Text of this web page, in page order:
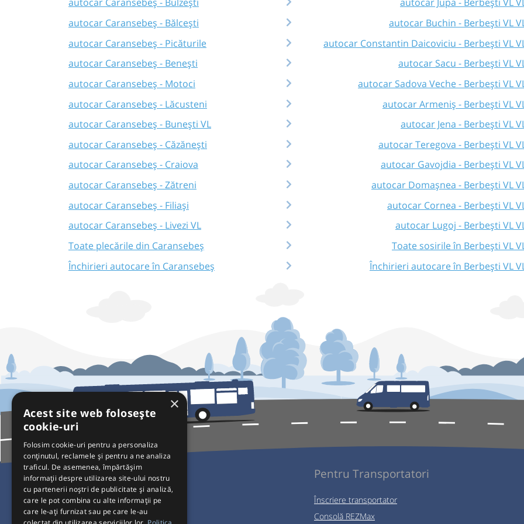
autocar Caransebeș - Bălcești
autocar Caransebeș - Picăturile
autocar Caransebeș - Benești
autocar Caransebeș - Motoci
autocar Caransebeș - Lăcusteni
autocar Caransebeș - Bunești VL
autocar Caransebeș - Căzănești
autocar Caransebeș - Craiova
autocar Caransebeș - Zătreni
autocar Caransebeș - Filiași
autocar Caransebeș - Livezi VL
Toate plecările din Caransebeș
Închirieri autocare în Caransebeș
autocar Buchin - Berbești VL
autocar Constantin Daicoviciu - Berbești VL
autocar Sacu - Berbești VL
autocar Sadova Veche - Berbești VL
autocar Armeniș - Berbești VL
autocar Jena - Berbești VL
autocar Teregova - Berbești VL
autocar Gavojdia - Berbești VL
autocar Domașnea - Berbești VL
autocar Cornea - Berbești VL
autocar Lugoj - Berbești VL
Toate sosirile în Berbești VL
Închirieri autocare în Berbești VL
Pentru Călători
Curse autobuz
Plecări/Sosiri
Pentru Transportatori
Înscriere transportator
Consolă REZMax
×
Acest site web folosește
cookie-uri
Folosim cookie-uri pentru a personaliza
conținutul, reclamele și pentru a ne analiza
traficul. De asemenea, împărtășim
informații despre utilizarea site-ului nostru
cu partenerii noștri de publicitate și analiză,
care le pot combina cu alte informații pe
care le-ați furnizat sau pe care le-au